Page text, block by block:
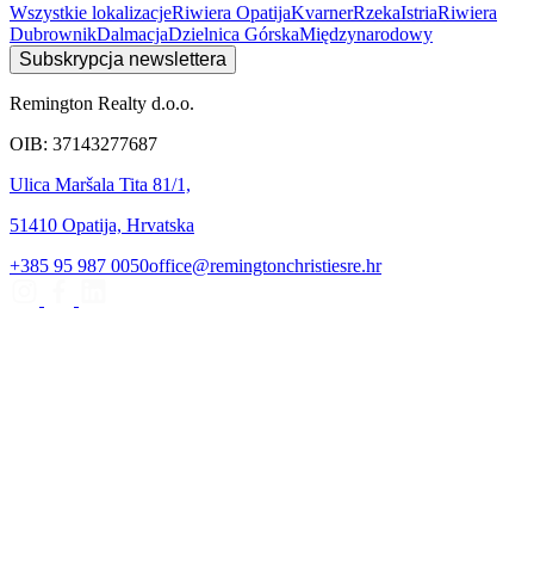
Wszystkie lokalizacjeRiwiera OpatijaKvarnerRzekaIstriaRiwiera
DubrownikDalmacjaDzielnica GórskaMiędzynarodowy
Subskrypcja newslettera
Remington Realty d.o.o.
OIB: 37143277687
Ulica Maršala Tita 81/1,
51410 Opatija, Hrvatska
+385 95 987 0050office@remingtonchristiesre.hr